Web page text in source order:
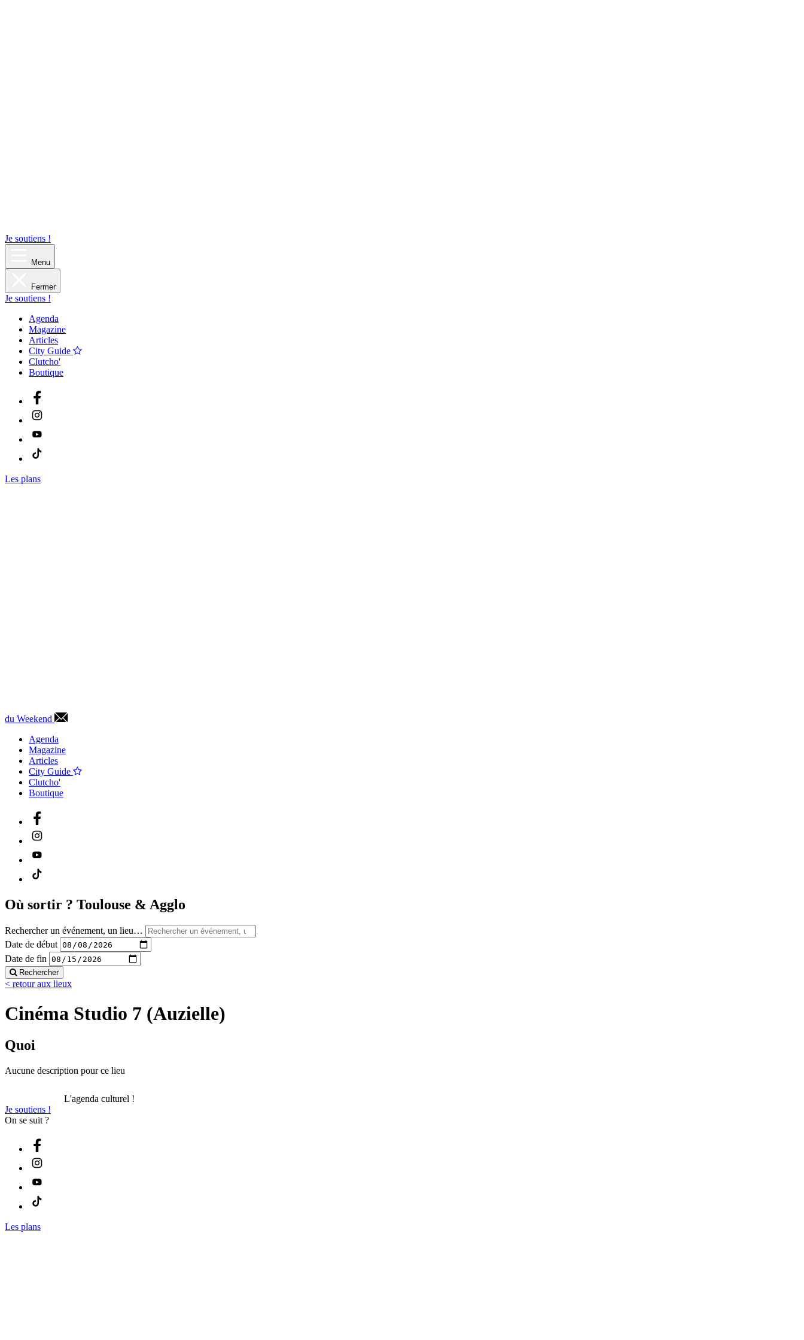
Je soutiens !
Menu
Fermer
Je soutiens !
Agenda
Magazine
Articles
City Guide
Clutcho'
Boutique
Les plans
du Weekend
Agenda
Magazine
Articles
City Guide
Clutcho'
Boutique
Où sortir ? Toulouse & Agglo
Rechercher un événement, un lieu…
Date de début
Date de fin
Rechercher
< retour aux lieux
Cinéma Studio 7 (Auzielle)
Quoi
Aucune description pour ce lieu
L'agenda culturel !
Je soutiens !
On se suit ?
Les plans